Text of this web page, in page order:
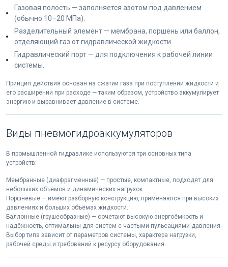
Газовая полость — заполняется азотом под давлением
(обычно 10–20 МПа).
Разделительный элемент — мембрана, поршень или баллон,
отделяющий газ от гидравлической жидкости.
Гидравлический порт — для подключения к рабочей линии
системы.
Принцип действия основан на сжатии газа при поступлении жидкости и
его расширении при расходе — таким образом, устройство аккумулирует
энергию и выравнивает давление в системе.
Виды пневмогидроаккумуляторов
В промышленной гидравлике используются три основных типа
устройств:
Мембранные (диафрагменные) — простые, компактные, подходят для
небольших объёмов и динамических нагрузок.
Поршневые — имеют разборную конструкцию, применяются при высоких
давлениях и больших объёмах жидкости.
Баллонные (грушеобразные) — сочетают высокую энергоёмкость и
надёжность, оптимальны для систем с частыми пульсациями давления.
Выбор типа зависит от параметров системы, характера нагрузки,
рабочей среды и требований к ресурсу оборудования.